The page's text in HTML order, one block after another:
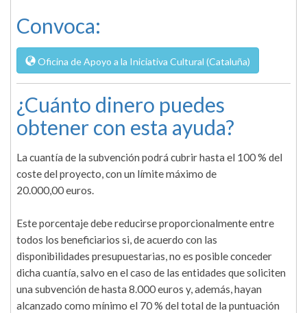
Convoca:
Oficina de Apoyo a la Iniciativa Cultural (Cataluña)
¿Cuánto dinero puedes
obtener con esta ayuda?
La cuantía de la subvención podrá cubrir hasta el 100 % del
coste del proyecto, con un límite máximo de
20.000,00 euros.
Este porcentaje debe reducirse proporcionalmente entre
todos los beneficiarios si, de acuerdo con las
disponibilidades presupuestarias, no es posible conceder
dicha cuantía, salvo en el caso de las entidades que soliciten
una subvención de hasta 8.000 euros y, además, hayan
alcanzado como mínimo el 70 % del total de la puntuación